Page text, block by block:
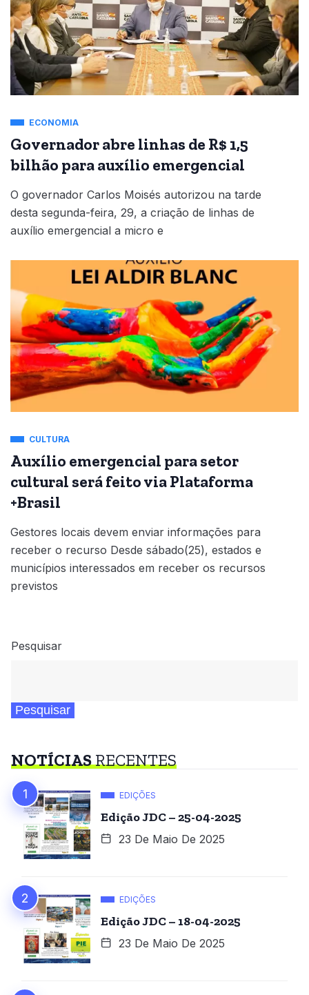
ECONOMIA
Governador abre linhas de R$ 1,5
bilhão para auxílio emergencial
O governador Carlos Moisés autorizou na tarde
desta segunda-feira, 29, a criação de linhas de
auxílio emergencial a micro e
CULTURA
Auxílio emergencial para setor
cultural será feito via Plataforma
+Brasil
Gestores locais devem enviar informações para
receber o recurso Desde sábado(25), estados e
municípios interessados em receber os recursos
previstos
Pesquisar
Pesquisar
NOTÍCIASRECENTES
EDIÇÕES
Edição JDC – 25-04-2025
23 De Maio De 2025
EDIÇÕES
Edição JDC – 18-04-2025
23 De Maio De 2025